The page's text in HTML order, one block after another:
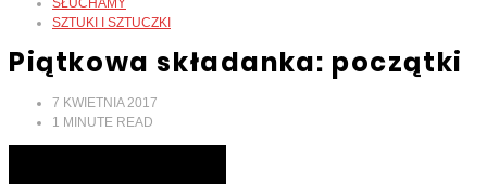
SZTUKI I SZTUCZKI
Piątkowa składanka: początki
7 KWIETNIA 2017
1 MINUTE READ